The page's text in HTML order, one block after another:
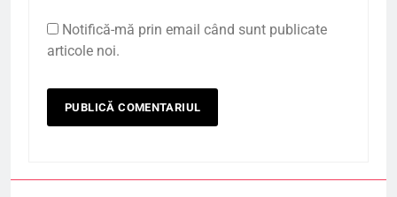
Notifică-mă prin email când sunt publicate
articole noi.